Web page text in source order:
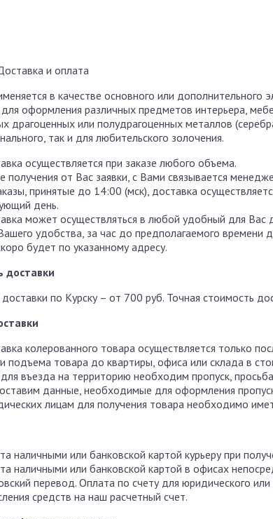
и оплата
в качестве основного или
оформления различных предметов интерьера,
драгоценных или полудрагоценных металлов
так и для любительского золочения.
осуществляется при заказе любого объема.
получения от Вас заявки, с Вами связывается
принятые до 14:00 (мск), доставка
день.
может осуществляться в любой удобный для Вас
удобства, за час до предполагаемого
будет по указанному адресу.
доставки
по Курску – от 700 руб. Точная стоимость
колерованного товара осуществляется только
подъема товара до квартиры, офиса или склада в
въезда на территорию необходим пропуск,
данные, необходимые для оформления
лицам для получения товара необходимо
наличными или банковской картой курьеру при
наличными или банковской картой в офисах
перевод. Оплата по счету для юридического
средств на наш расчетный счет.